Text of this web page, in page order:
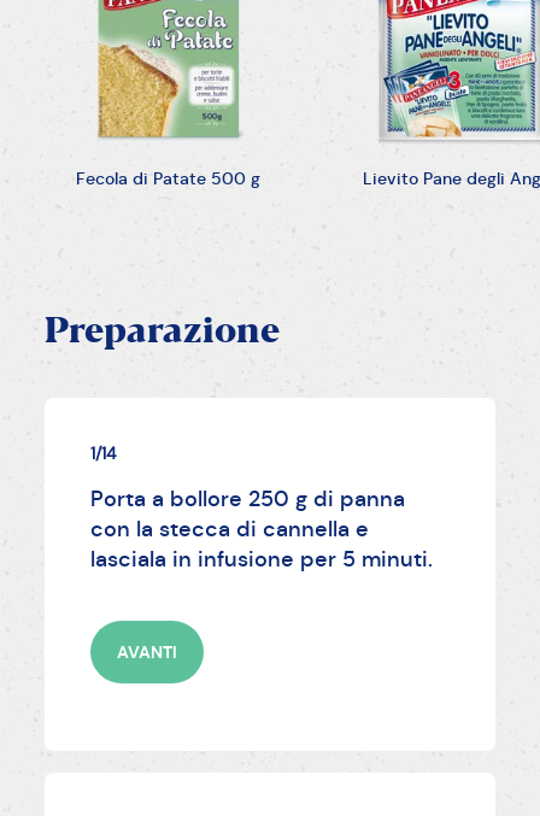
Fecola di Patate 500 g Lievito Pane degli
Preparazione
1/14
Porta a bollore 250 g di panna
con la stecca di cannella e
lasciala in infusione per 5 minuti.
AVANTI